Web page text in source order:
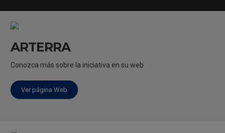
ARTERRA
Conozca más sobre la iniciativa en su web
Ver página Web